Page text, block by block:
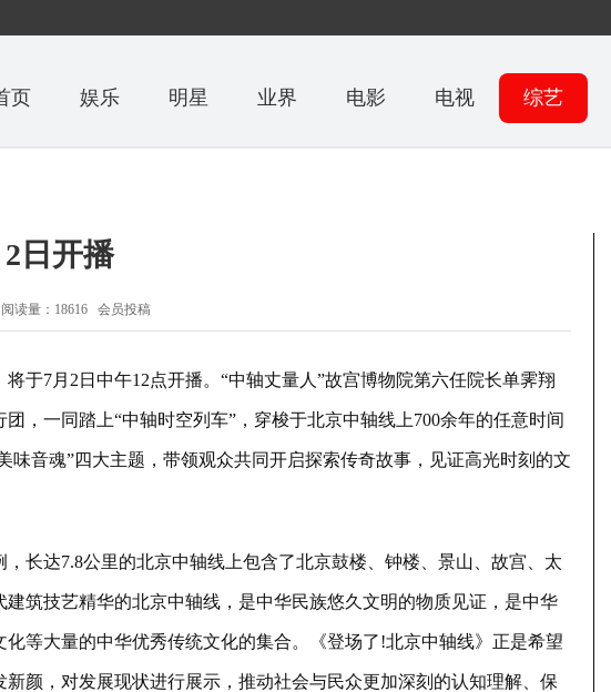
页 娱乐 明星 业界 电影 电视 综艺
日开播
阅读量：18616 会员投稿
于7月2日中午12点开播。“中轴丈量人”故宫博物院第六任院长单霁翔
，一同踏上“中轴时空列车”，穿梭于北京中轴线上700余年的任意时间
味音魂”四大主题，带领观众共同开启探索传奇故事，见证高光时刻的文
达7.8公里的北京中轴线上包含了北京鼓楼、钟楼、景山、故宫、太
筑技艺精华的北京中轴线，是中华民族悠久文明的物质见证，是中华
等大量的中华优秀传统文化的集合。《登场了!北京中轴线》正是希望
颜，对发展现状进行展示，推动社会与民众更加深刻的认知理解、保